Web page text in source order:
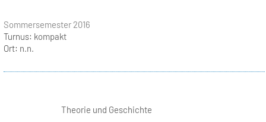
Sommersemester 2016
Turnus: kompakt
Ort: n.n.
Theorie und Geschichte